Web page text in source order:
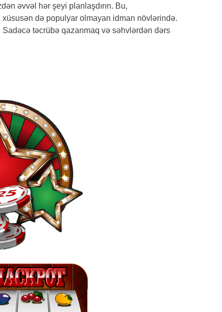
əvvəl hər şeyi planlaşdırın. Bu,
də populyar olmayan idman növlərində.
təcrübə qazanmaq və səhvlərdən dərs